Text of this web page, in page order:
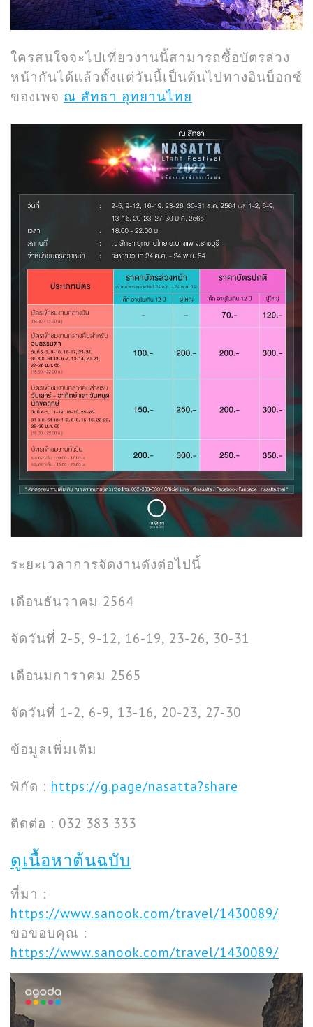
ใครสนใจจะไปเที่ยวงานนี้สามารถซื้อบัตรล่วง
หน้ากันได้แล้วตั้งแต่วันนี้เป็นต้นไปทางอินบ็อกซ์
ของเพจ ณ สัทธา อุทยานไทย
ระยะเวลาการจัดงานดังต่อไปนี้
เดือนธันวาคม 2564
จัดวันที่ 2-5, 9-12, 16-19, 23-26, 30-31
เดือนมการาคม 2565
จัดวันที่ 1-2, 6-9, 13-16, 20-23, 27-30
ข้อมูลเพิ่มเติม
พิกัด : https://g.page/nasatta?share
ติดต่อ : 032 383 333
ดูเนื้อหาต้นฉบับ
ที่มา :
https://www.sanook.com/travel/1430089/
ขอขอบคุณ :
https://www.sanook.com/travel/1430089/